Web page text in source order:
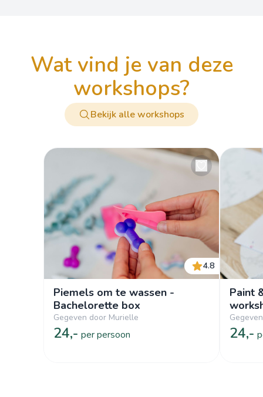
wat vind je van deze
workshops?
Bekijk alle workshops
4.8
Piemels om te wassen -
Bachelorette box
Gegeven door Murielle
24,- per persoon
Paint
24,-